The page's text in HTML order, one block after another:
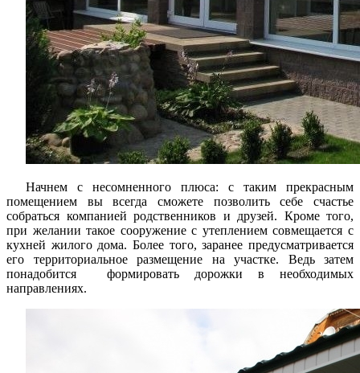
Начнем с несомненного плюса: с таким прекрасным
помещением вы всегда сможете позволить себе счастье
собраться компанией родственников и друзей. Кроме того,
при желании такое сооружение с утеплением совмещается с
кухней жилого дома. Более того, заранее предусматривается
его территориальное размещение на участке. Ведь затем
понадобится формировать дорожки в необходимых
направлениях.